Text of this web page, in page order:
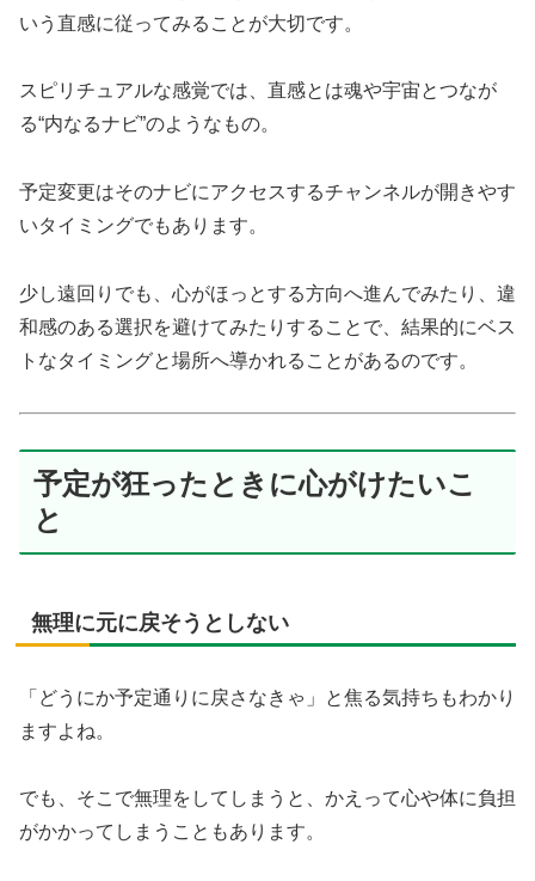
いう直感に従ってみることが大切です。
スピリチュアルな感覚では、直感とは魂や宇宙とつなが
る“内なるナビ”のようなもの。
予定変更はそのナビにアクセスするチャンネルが開きやす
いタイミングでもあります。
少し遠回りでも、心がほっとする方向へ進んでみたり、違
和感のある選択を避けてみたりすることで、結果的にベス
トなタイミングと場所へ導かれることがあるのです。
予定が狂ったときに心がけたいこ
と
無理に元に戻そうとしない
「どうにか予定通りに戻さなきゃ」と焦る気持ちもわかり
ますよね。
でも、そこで無理をしてしまうと、かえって心や体に負担
がかかってしまうこともあります。